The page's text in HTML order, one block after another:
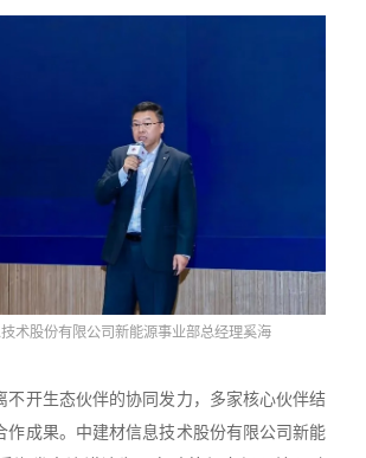
术股份有限公司新能源事业部总经理奚海
不开生态伙伴的协同发力，多家核心伙伴结
作成果。中建材信息技术股份有限公司新能